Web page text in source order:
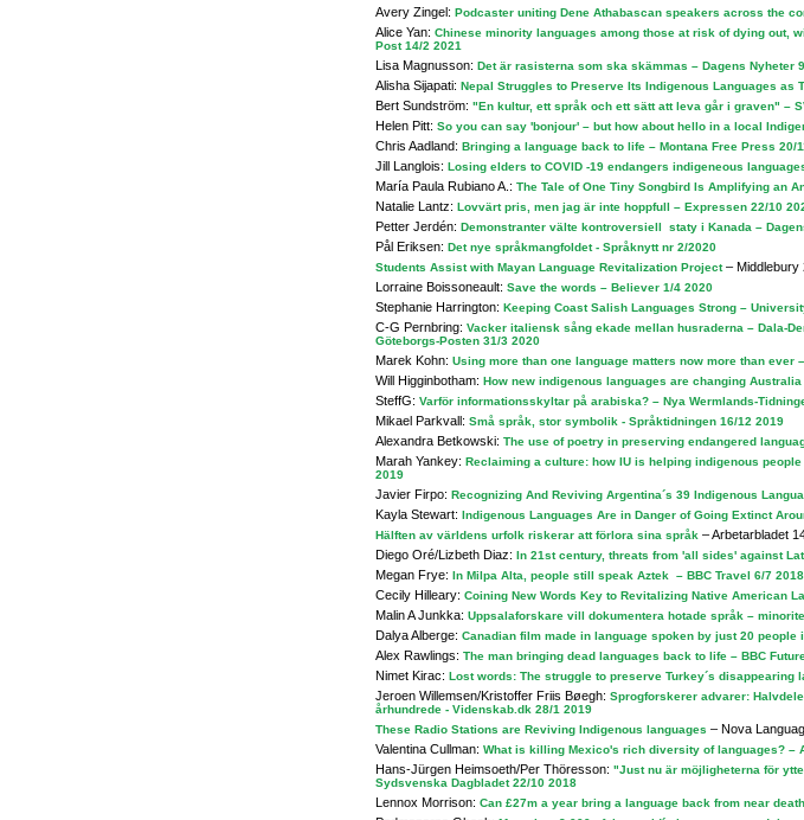
Avery Zingel: Podcaster uniting Dene Athabascan speakers across the
Alice Yan: Chinese minority languages among those at risk of dying out,
Post 14/2 2021
Lisa Magnusson: Det är rasisterna som ska skämmas – Dagens Nyheter
Alisha Sijapati: Nepal Struggles to Preserve Its Indigenous Languages as
Bert Sundström: "En kultur, ett språk och ett sätt att leva går i graven" –
Helen Pitt: So you can say 'bonjour' – but how about hello in a local
Chris Aadland: Bringing a language back to life – Montana Free Press 20/
Jill Langlois: Losing elders to COVID -19 endangers indigeneous
María Paula Rubiano A.: The Tale of One Tiny Songbird Is Amplifying an
Natalie Lantz: Lovvärt pris, men jag är inte hoppfull – Expressen 22/10
Petter Jerdén: Demonstranter välte kontroversiell staty i Kanada –
Pål Eriksen: Det nye språkmangfoldet - Språknytt nr 2/2020
Students Assist with Mayan Language Revitalization Project– Middlebury
Lorraine Boissoneault: Save the words – Believer 1/4 2020
Stephanie Harrington: Keeping Coast Salish Languages Strong –
C-G Pernbring: Vacker italiensk sång ekade mellan husraderna – Dala-
Göteborgs-Posten 31/3 2020
Marek Kohn: Using more than one language matters now more than ever
Will Higginbotham: How new indigenous languages are changing Australia
SteffG: Varför informationsskyltar på arabiska? – Nya Wermlands-
Mikael Parkvall: Små språk, stor symbolik - Språktidningen 16/12 2019
Alexandra Betkowski: The use of poetry in preserving endangered
Marah Yankey: Reclaiming a culture: how IU is helping indigenous
2019
Javier Firpo: Recognizing And Reviving Argentina´s 39 Indigenous
Kayla Stewart: Indigenous Languages Are in Danger of Going Extinct
Hälften av världens urfolk riskerar att förlora sina språk – Arbetarbladet
Diego Oré/Lizbeth Diaz: In 21st century, threats from 'all sides' against
Megan Frye: In Milpa Alta, people still speak Aztek – BBC Travel 6/7 2018
Cecily Hilleary: Coining New Words Key to Revitalizing Native American
Malin A Junkka: Uppsalaforskare vill dokumentera hotade språk –
Dalya Alberge: Canadian film made in language spoken by just 20 people
Alex Rawlings: The man bringing dead languages back to life – BBC
Nimet Kirac: Lost words: The struggle to preserve Turkey´s disappearing
Jeroen Willemsen/Kristoffer Friis Bøegh: Sprogforskerer advarer:
århundrede - Videnskab.dk 28/1 2019
These Radio Stations are Reviving Indigenous languages – Nova
Valentina Cullman: What is killing Mexico's rich diversity of languages? –
Hans-Jürgen Heimsoeth/Per Thöresson: "Just nu är möjligheterna för
Sydsvenska Dagbladet 22/10 2018
Lennox Morrison: Can £27m a year bring a language back from near